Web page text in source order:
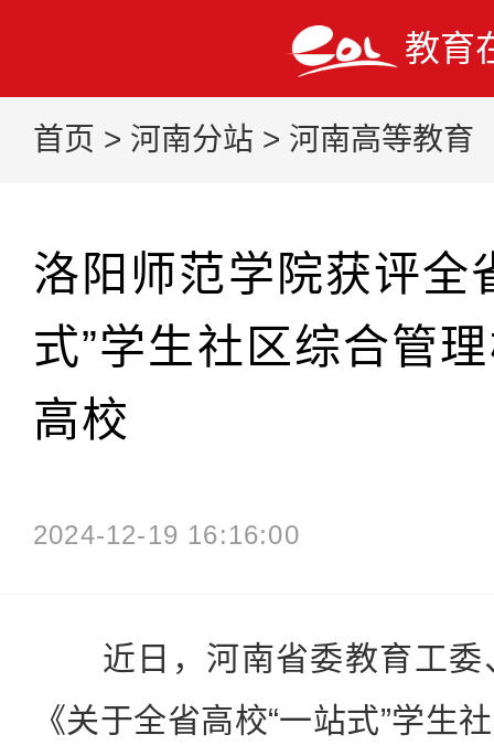
教育
首页 > 河南分站 > 河南高等教育
洛阳师范学院获评全
式”学生社区综合管
高校
2024-12-19 16:16:00
近日，河南省委教育工委
《关于全省高校“一站式”学生